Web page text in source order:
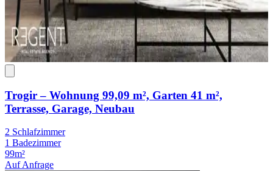
Trogir – Wohnung 99,09 m², Garten 41 m²,
Terrasse, Garage, Neubau
2 Schlafzimmer
1 Badezimmer
99m²
Auf Anfrage